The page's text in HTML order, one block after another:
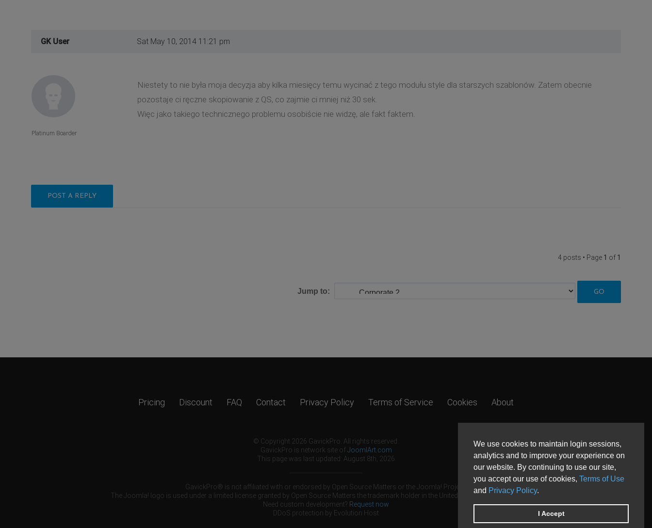
We use cookies to maintain login sessions,
analytics and to improve your experience on
our website. By continuing to use our site,
you accept our use of cookies, Terms of Use
and Privacy Policy.
I Accept
GK User Sat May 10, 2014 11:21 pm
Niestety to nie była moja decyzja aby kilka miesięcy temu wycinać z tego modułu style dla starszych szablonów. Zatem obecnie
pozostaje ci ręczne skopiowanie z QS, co zajmie ci mniej niż 30 sek.
Więc jako takiego technicznego problemu osobiście nie widzę, ale fakt faktem.
Platinum Boarder
POST A REPLY
4 posts • Page 1 of 1
Jump to:
Pricing Discount FAQ Contact Privacy Policy Terms of Service Cookies About
© Copyright 2026 GavickPro. All rights reserved.
GavickPro is network site ofJoomlArt.com
This page was last updated: August 8th, 2026
GavickPro® is not affiliated with or endorsed by Open Source Matters or the Joomla! Project.
The Joomla! logo is used under a limited license granted by Open Source Matters the trademark holder in the United States and other countries.
Need custom development? Request now
DDoS protection by Evolution Host